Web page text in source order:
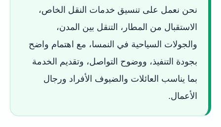
نحن نعمل على تنسيق خدمات النقل الخاص،
الاستقبال من المطار، التنقل بين المدن،
والجولات السياحية في النمسا، مع اهتمام واضح
بجودة التنفيذ، ووضوح التواصل، وتقديم الخدمة
بما يناسب العائلات والضيوف الأفراد ورجال
الأعمال.